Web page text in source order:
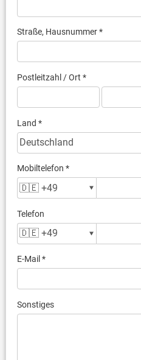
Straße, Hausnummer *
Postleitzahl / Ort *
Land *
Mobiltelefon *
Telefon
E-Mail *
Sonstiges